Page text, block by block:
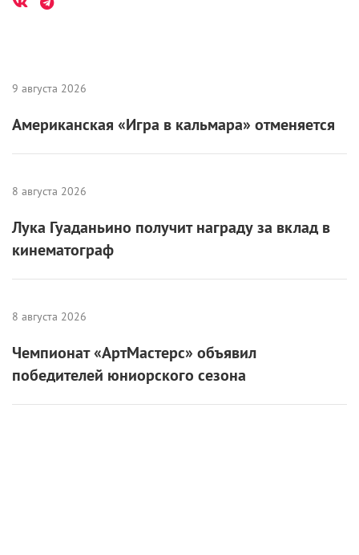
9 августа 2026
Американская «Игра в кальмара» отменяется
8 августа 2026
Лука Гуаданьино получит награду за вклад в
кинематограф
8 августа 2026
Чемпионат «АртМастерс» объявил
победителей юниорского сезона